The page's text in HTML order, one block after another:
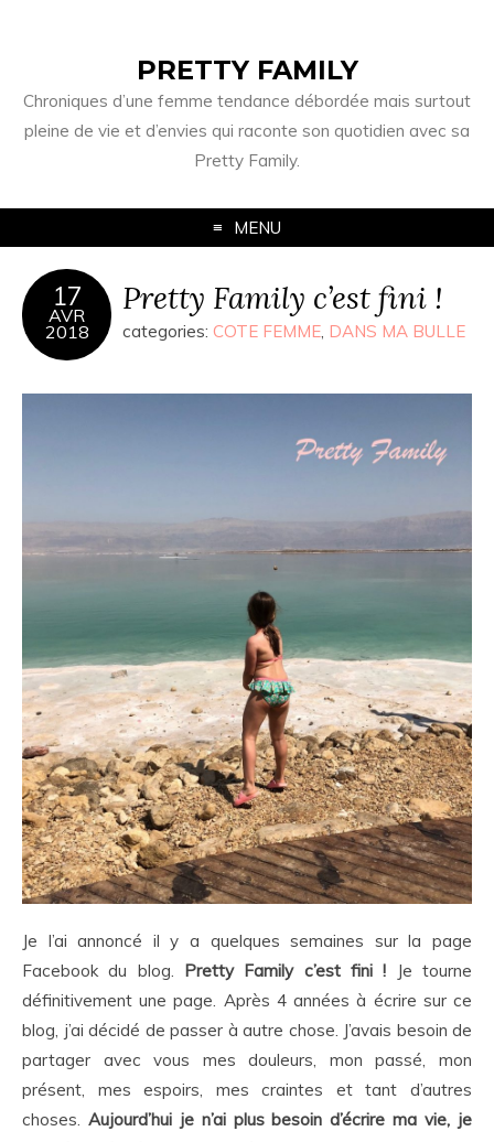
PRETTY FAMILY
Chroniques d’une femme tendance débordée mais surtout
pleine de vie et d’envies qui raconte son quotidien avec sa
Pretty Family.
MENU
17
AVR
2018
Pretty Family c’est fini !
categories: COTE FEMME, DANS MA BULLE
Je l’ai annoncé il y a quelques semaines sur la page
Facebook du blog.
Pretty Family c’est fini ! Je tourne
définitivement une page. Après 4 années à écrire sur ce
blog, j’ai décidé de passer à autre chose. J’avais besoin de
partager avec vous mes douleurs, mon passé, mon
présent, mes espoirs, mes craintes et tant d’autres
choses. Aujourd’hui je n’ai plus besoin d’écrire ma vie, je